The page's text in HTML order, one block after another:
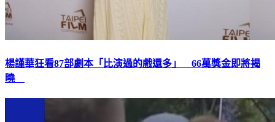
楊謹華狂看87部劇本「比演過的戲還多」 66萬獎金即將揭
曉